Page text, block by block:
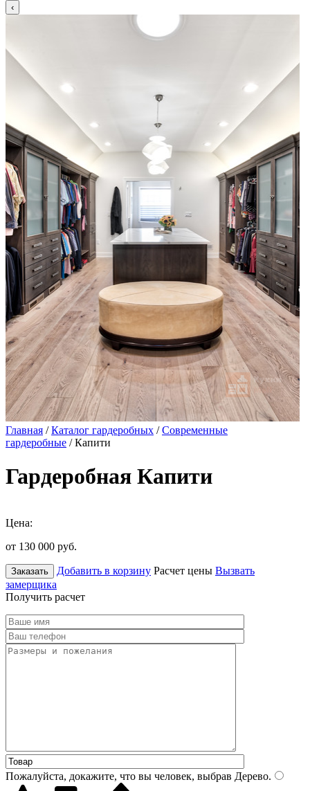
Главная /Каталог гардеробных /Современные
гардеробные / Капити
Гардеробная Капити
Цена:
от 130 000 руб.
Заказать Добавить в корзину Расчет цены Вызвать
замерщика
Получить расчет
Пожалуйста, докажите, что вы человек, выбрав Дерево.